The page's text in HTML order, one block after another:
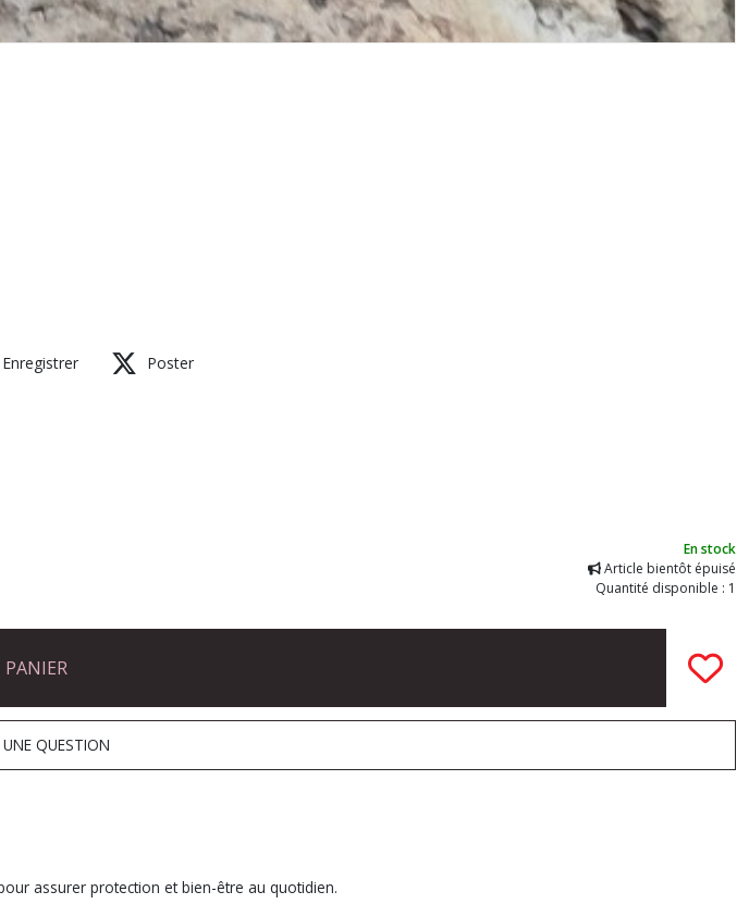
Enregistrer Poster
En stock
Article bientôt épuisé
Quantité disponible : 1
PANIER
QUESTION
assurer protection et bien-être au quotidien.